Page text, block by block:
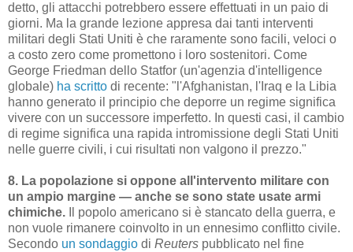
detto, gli attacchi potrebbero essere effettuati in un paio di
giorni. Ma la grande lezione appresa dai tanti interventi
militari degli Stati Uniti è che raramente sono facili, veloci o
a costo zero come promettono i loro sostenitori. Come
George Friedman dello Statfor (un'agenzia d'intelligence
globale) ha scritto di recente: "l'Afghanistan, l'Iraq e la Libia
hanno generato il principio che deporre un regime significa
vivere con un successore imperfetto. In questi casi, il cambio
di regime significa una rapida intromissione degli Stati Uniti
nelle guerre civili, i cui risultati non valgono il prezzo."
8. La popolazione si oppone all'intervento militare con
un ampio margine — anche se sono state usate armi
chimiche. Il popolo americano si è stancato della guerra, e
non vuole rimanere coinvolto in un ennesimo conflitto civile.
Secondo un sondaggio di Reuters pubblicato nel fine